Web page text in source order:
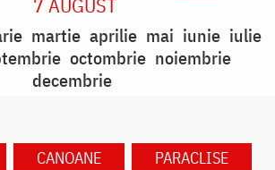
7 AUGUST
martie aprilie mai iunie iulie
octombrie noiembrie
decembrie
CANOANE
PARACLISE